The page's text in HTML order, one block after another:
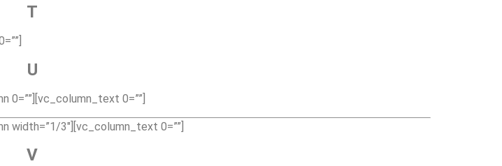
T
U
0=””]
width=”1/3″][vc_column_text 0=””]
V